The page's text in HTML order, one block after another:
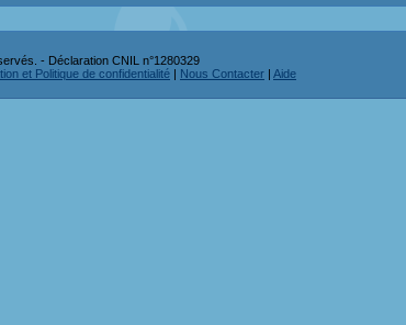
- Déclaration CNIL n°1280329
et Politique de confidentialité | Nous Contacter | Aide